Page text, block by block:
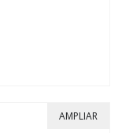
AMPLIAR